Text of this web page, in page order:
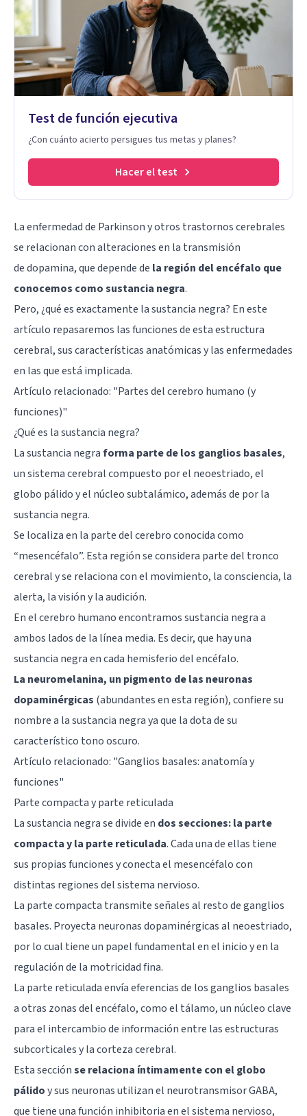
Test de función ejecutiva
¿Con cuánto acierto persigues tus metas y planes?
Hacer el test
Laenfermedad de Parkinsony otros trastornos cerebrales
se relacionan con alteraciones en la transmisión
dedopamina, que depende de la región del encéfalo que
conocemos como sustancia negra.
Pero, ¿qué es exactamente la sustancia negra? En este
artículo repasaremos las funciones de esta estructura
cerebral, sus características anatómicas y las enfermedades
en las que está implicada.
Artículo relacionado: "Partes del cerebro humano (y
funciones)"
¿Qué es la sustancia negra?
La sustancia negraforma parte de los ganglios basales,
un sistema cerebral compuesto por el neoestriado, el
globo pálido y el núcleo subtalámico, además de por la
sustancia negra.
Se localiza en la parte del cerebro conocida como
“mesencéfalo”. Esta región se considera parte del tronco
cerebral y se relaciona con el movimiento, la consciencia, la
alerta, la visión y la audición.
En el cerebro humano encontramos sustancia negra a
ambos lados de la línea media. Es decir, que hay una
sustancia negra en cada hemisferio del encéfalo.
La neuromelanina, un pigmento de las neuronas
dopaminérgicas (abundantes en esta región), confiere su
nombre a la sustancia negra ya que la dota de su
característico tono oscuro.
Artículo relacionado: "Ganglios basales: anatomía y
funciones"
Parte compacta y parte reticulada
La sustancia negra se divide en dos secciones: la parte
compacta y la parte reticulada. Cada una de ellas tiene
sus propias funciones y conecta el mesencéfalo con
distintas regiones del sistema nervioso.
La parte compacta transmite señales al resto de ganglios
basales. Proyecta neuronas dopaminérgicas al neoestriado,
por lo cual tiene un papel fundamental en el inicio y en la
regulación de la motricidad fina.
La parte reticulada envía eferencias de los ganglios basales
a otras zonas del encéfalo, como el tálamo, un núcleo clave
para el intercambio de información entre las estructuras
subcorticales y la corteza cerebral.
Esta secciónse relaciona íntimamente con el globo
pálidoy sus neuronas utilizan el neurotransmisorGABA,
que tiene una función inhibitoria en el sistema nervioso,